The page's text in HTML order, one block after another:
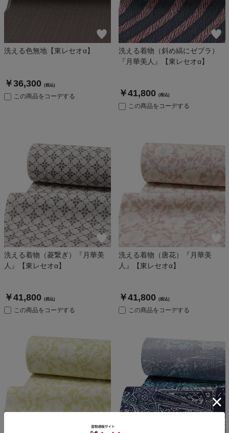
洗える色無地【東レセオα】
￥36,300 (税込)
この商品をコーデする
洗える着物（斜め縞にゼブラ）
『月華美人』【東レセオα】
￥41,800 (税込)
この商品をコーデする
洗える着物（菱繋ぎ）『月華美
人』【東レセオα】
￥41,800 (税込)
この商品をコーデする
洗える着物（唐花）『月華美
人』【東レセオα】
￥41,800 (税込)
この商品をコーデする